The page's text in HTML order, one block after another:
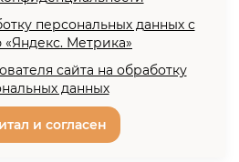
с
персональных данных с
Метрика»
сайта на обработку
данных
и согласен